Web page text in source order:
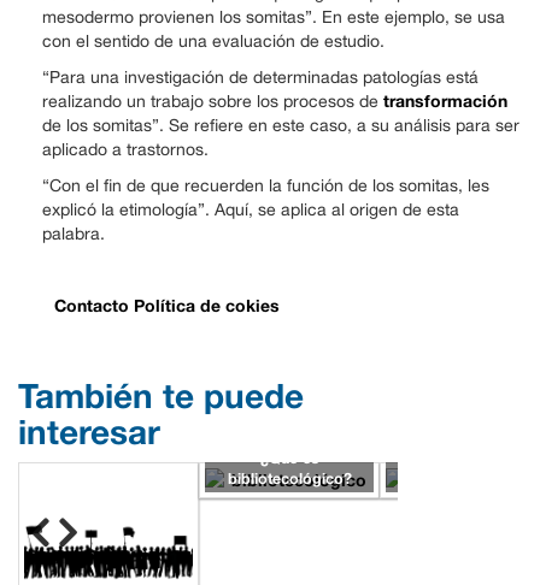
mesodermo provienen los somitas”. En este ejemplo, se usa
con el sentido de una evaluación de estudio.
“Para una investigación de determinadas patologías está
realizando un trabajo sobre los procesos de transformación
de los somitas”. Se refiere en este caso, a su análisis para ser
aplicado a trastornos.
“Con el fin de que recuerden la función de los somitas, les
explicó la etimología”. Aquí, se aplica al origen de esta
palabra.
Contacto Política de cokies
También te puede
interesar
bibliotecológico?